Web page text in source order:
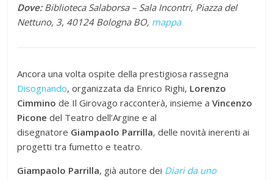
Dove:Biblioteca Salaborsa – Sala Incontri, Piazza del
Nettuno, 3, 40124 Bologna BO, mappa
Ancora una volta ospite della prestigiosa rassegna
Disognando, organizzata da Enrico Righi, Lorenzo
Cimmino de Il Girovago racconterà, insieme aVincenzo
Picone del Teatro dell’Argine e al
disegnatore Giampaolo Parrilla, delle novità inerenti ai
progetti tra fumetto e teatro.
Giampaolo Parrilla, già autore dei Diari da uno